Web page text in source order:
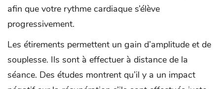
afin que votre rythme cardiaque s’élève
progressivement.
Les étirements permettent un gain d’amplitude et de
souplesse. Ils sont à effectuer à distance de la
séance. Des études montrent qu’il y a un impact